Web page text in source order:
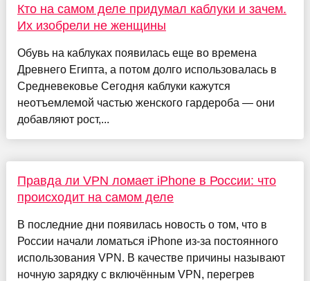
Кто на самом деле придумал каблуки и зачем.
Их изобрели не женщины
Обувь на каблуках появилась еще во времена
Древнего Египта, а потом долго использовалась в
Средневековье Сегодня каблуки кажутся
неотъемлемой частью женского гардероба — они
добавляют рост,...
Правда ли VPN ломает iPhone в России: что
происходит на самом деле
В последние дни появилась новость о том, что в
России начали ломаться iPhone из-за постоянного
использования VPN. В качестве причины называют
ночную зарядку с включённым VPN, перегрев